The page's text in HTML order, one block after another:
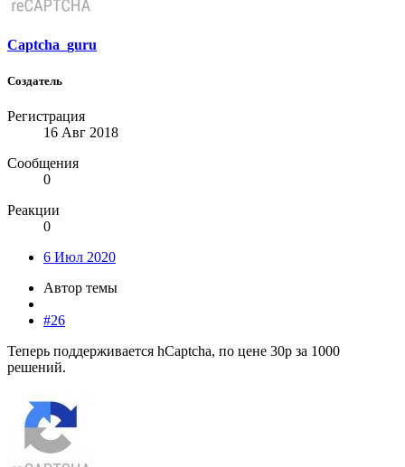
Captcha_guru
Создатель
Регистрация
16 Авг 2018
Сообщения
0
Реакции
0
6 Июл 2020
Автор темы
#26
Теперь поддерживается hCaptcha, по цене 30р за 1000
решений.